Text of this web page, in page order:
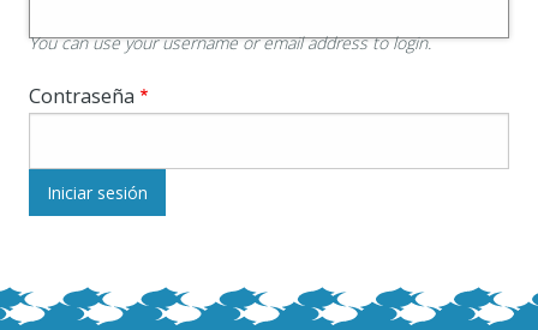
You can use your username or email address to login.
Contraseña